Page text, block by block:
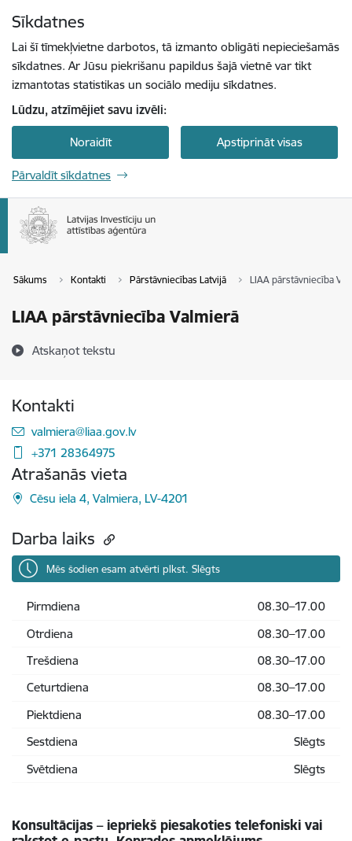
Sīkdatnes
Lai šī tīmekļvietne darbotos, tā izmanto obligāti nepieciešamās
sīkdatnes. Ar Jūsu piekrišanu papildus šajā vietnē var tikt
izmantotas statistikas un sociālo mediju sīkdatnes.
Lūdzu, atzīmējiet savu izvēli:
Noraidīt Apstiprināt visas
Pārvaldīt sīkdatnes
Sākums Kontakti Pārstāvniecības Latvijā LIAA pārstāvniecība
LIAA pārstāvniecība Valmierā
Atskaņot tekstu
Kontakti
E-pasts:
valmiera@liaa.gov.lv
+371 28364975
Atrašanās vieta
Cēsu iela 4, Valmiera, LV-4201
Darba laiks
Mēs šodien esam atvērti plkst. Slēgts
Pirmdiena
08.30–17.00
Otrdiena
08.30–17.00
Trešdiena
08.30–17.00
Ceturtdiena
08.30–17.00
Piektdiena
08.30–17.00
Sestdiena
Slēgts
Svētdiena
Slēgts
Konsultācijas – iepriekš piesakoties telefoniski vai